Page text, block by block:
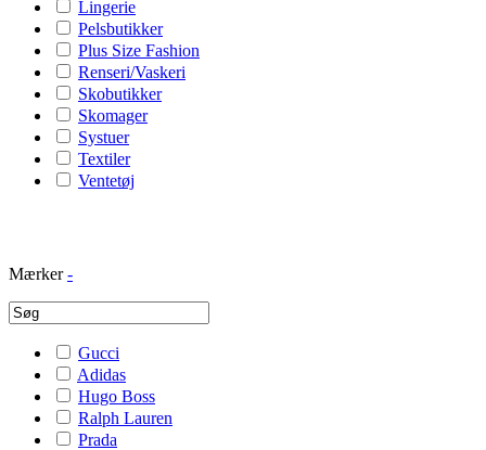
Lingerie
Pelsbutikker
Plus Size Fashion
Renseri/Vaskeri
Skobutikker
Skomager
Systuer
Textiler
Ventetøj
Mærker -
Gucci
Adidas
Hugo Boss
Ralph Lauren
Prada